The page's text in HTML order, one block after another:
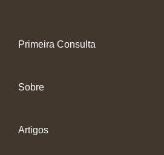
Primeira Consulta
Sobre
Artigos